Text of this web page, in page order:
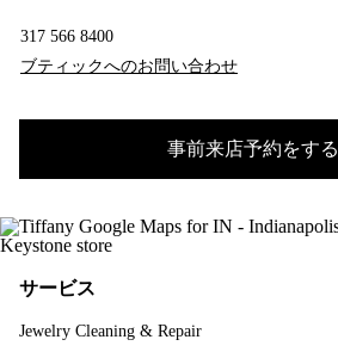
317 566 8400
ブティックへのお問い合わせ
事前来店予約をする
サービス
Jewelry Cleaning & Repair